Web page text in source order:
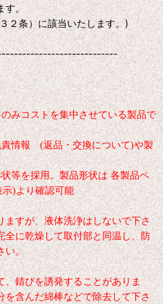
す。
２条）に該当いたします。)
みコストを集中させている製品で
責情報 (返品・交換について)や製
等を採用。製品形状は 各製品ペ
示)より確認可能
すが、液体洗浄はしないで下さ
全に乾燥して取付部と同温し、防
い。
錆びを誘発することがありま
を含んだ綿棒などで除去して下さ